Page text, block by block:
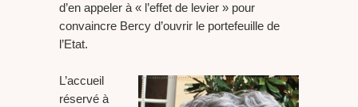
d’en appeler à « l’effet de levier » pour
convaincre Bercy d’ouvrir le portefeuille de
l’Etat.
L’accueil
réservé à